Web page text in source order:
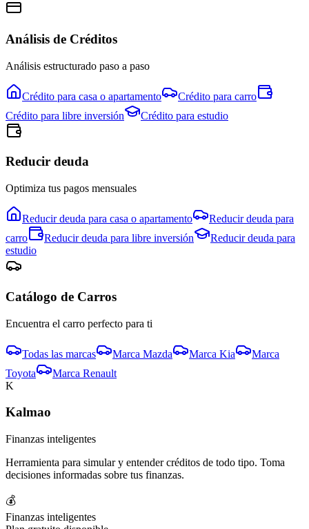
Análisis de Créditos
Análisis estructurado paso a paso
Crédito para casa o apartamento Crédito para carro
Crédito para libre inversión Crédito para estudio
Reducir deuda
Optimiza tus pagos mensuales
Reducir deuda para casa o apartamento
Reducir deuda para
carro
Reducir deuda para libre inversión
Reducir deuda para
estudio
Catálogo de Carros
Encuentra el carro perfecto para ti
Todas las marcas Marca Mazda Marca Kia
Marca
Toyota
Marca Renault
K
Kalmao
Finanzas inteligentes
Herramienta para simular y entender créditos de todo tipo. Toma
decisiones informadas sobre tus finanzas.
💰
Finanzas inteligentes